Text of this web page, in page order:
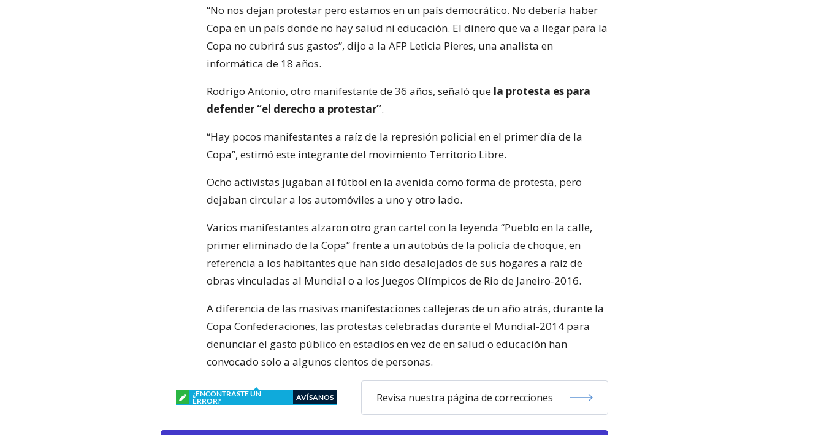
“No nos dejan protestar pero estamos en un país democrático. No debería haber
Copa en un país donde no hay salud ni educación. El dinero que va a llegar para la
Copa no cubrirá sus gastos”, dijo a la AFP Leticia Pieres, una analista en
informática de 18 años.
Rodrigo Antonio, otro manifestante de 36 años, señaló que la protesta es para
defender “el derecho a protestar”.
“Hay pocos manifestantes a raíz de la represión policial en el primer día de la
Copa”, estimó este integrante del movimiento Territorio Libre.
Ocho activistas jugaban al fútbol en la avenida como forma de protesta, pero
dejaban circular a los automóviles a uno y otro lado.
Varios manifestantes alzaron otro gran cartel con la leyenda “Pueblo en la calle,
primer eliminado de la Copa” frente a un autobús de la policía de choque, en
referencia a los habitantes que han sido desalojados de sus hogares a raíz de
obras vinculadas al Mundial o a los Juegos Olímpicos de Rio de Janeiro-2016.
A diferencia de las masivas manifestaciones callejeras de un año atrás, durante la
Copa Confederaciones, las protestas celebradas durante el Mundial-2014 para
denunciar el gasto público en estadios en vez de en salud o educación han
convocado solo a algunos cientos de personas.
¿ENCONTRASTE UN
ERROR?
AVÍSANOS Revisa nuestra página de correcciones